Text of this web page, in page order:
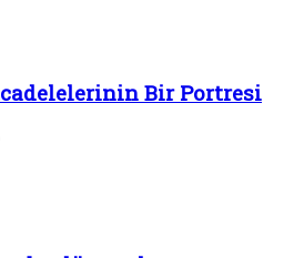
Bir Portresi